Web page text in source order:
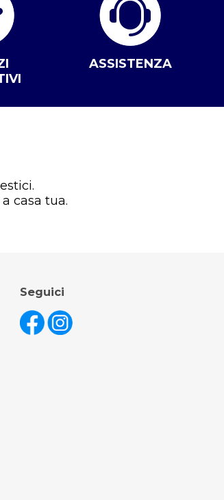
ASSISTENZA
casa tua.
Seguici